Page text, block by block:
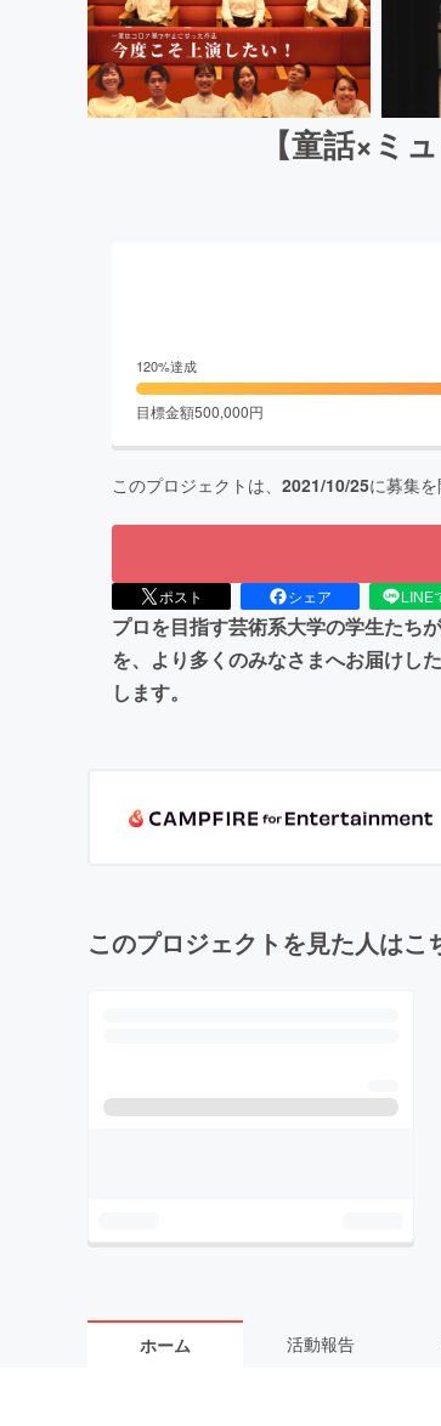
【童話×ミ
120%達成
目標金額500,000円
このプロジェクトは、 2021/10/25に募集を
ポスト シェア LINE
プロを目指す芸術系大学の学生たち
を、より多くのみなさまへお届けし
します。
このプロジェクトを見た人は
ホーム 活動報告